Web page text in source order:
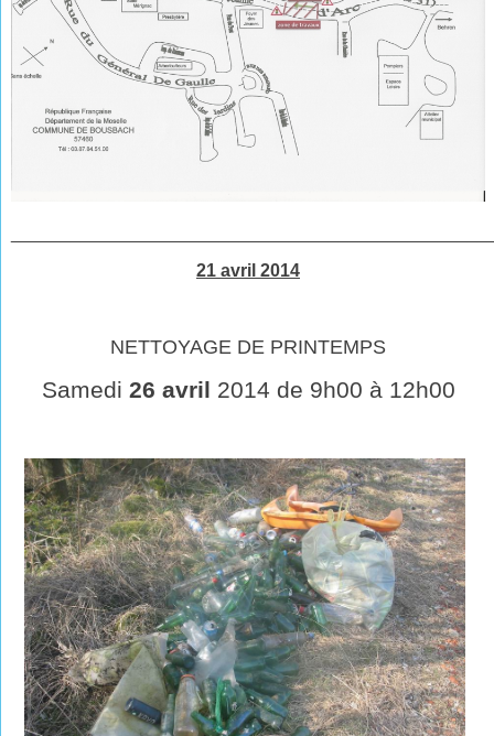
21 avril 2014
NETTOYAGE DE PRINTEMPS
Samedi 26 avril 2014 de 9h00 à 12h00